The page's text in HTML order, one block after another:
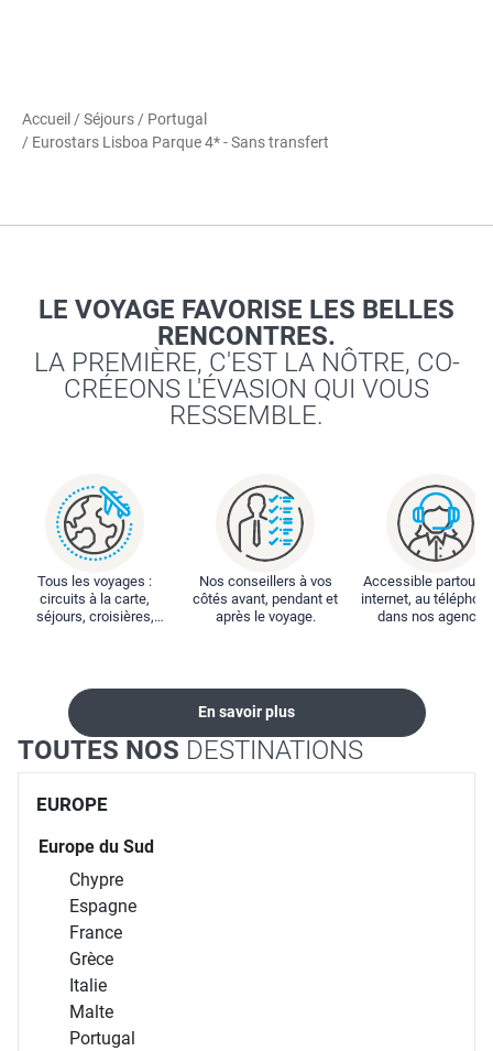
Accueil /Séjours / Portugal
/ Eurostars Lisboa Parque 4* - Sans transfert
LE VOYAGE FAVORISE LES BELLES
RENCONTRES.
LA PREMIÈRE, C'EST LA NÔTRE, CO-
CRÉEONS L'ÉVASION QUI VOUS
RESSEMBLE.
Tous les voyages :
circuits à la carte,
séjours, croisières,
Nos conseillers à vos
côtés avant, pendant et
après le voyage.
Accessible partout :
internet, au
dans nos
En savoir plus
TOUTES NOS DESTINATIONS
EUROPE
Europe du Sud
Chypre
Espagne
France
Grèce
Italie
Malte
Portugal